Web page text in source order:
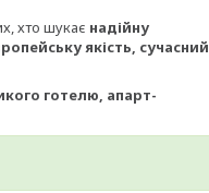
хто шукає надійну
якість, сучасний
готелю, апарт-